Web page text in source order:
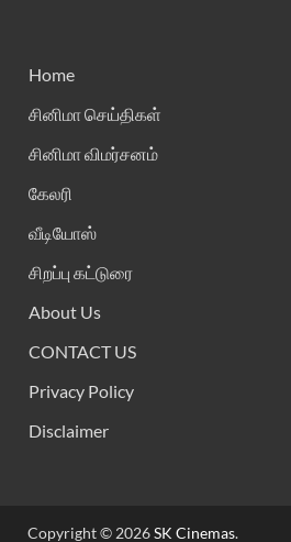
Home
சினிமா செய்திகள்
சினிமா விமர்சனம்
கேலரி
வீடியோஸ்
சிறப்பு கட்டுரை
About Us
CONTACT US
Privacy Policy
Disclaimer
Copyright © 2026SK Cinemas.